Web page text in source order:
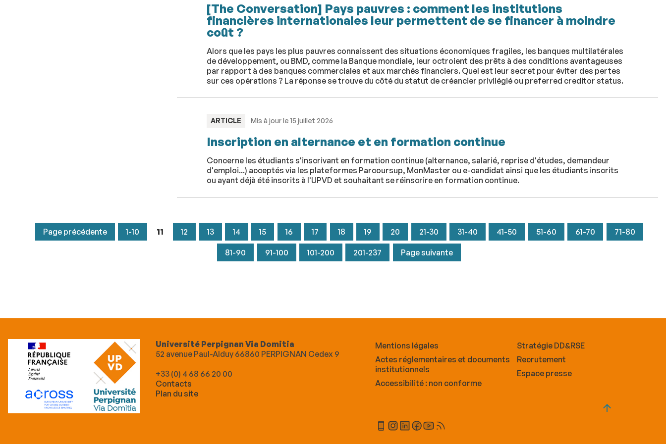
[The Conversation] Pays pauvres : comment les institutions
financières internationales leur permettent de se financer à moindre
coût ?
Alors que les pays les plus pauvres connaissent des situations économiques fragiles, les banques multilatérales
de développement, ou BMD, comme la Banque mondiale, leur octroient des prêts à des conditions avantageuses
par rapport à des banques commerciales et aux marchés financiers. Quel est leur secret pour éviter des pertes
sur ces opérations ? La réponse se trouve du côté du statut de créancier privilégié ou preferred creditor status.
TYPE
ARTICLE Mis à jour le 15 juillet 2026
Inscription en alternance et en formation continue
Concerne les étudiants s'inscrivant en formation continue (alternance, salarié, reprise d'études, demandeur
d'emploi...) acceptés via les plateformes Parcoursup, MonMaster ou e-candidat ainsi que les étudiants inscrits
ou ayant déjà été inscrits à l'UPVD et souhaitant se réinscrire en formation continue.
Page précédente 1-10 11 12 13 14 15 16 17 18 19 20 21-30 31-40 41-50 51-60 61-70 71-80
81-90 91-100 101-200 201-237 Page suivante
Université Perpignan Via Domitia
52 avenue Paul-Alduy 66860 PERPIGNAN Cedex 9
+33 (0) 4 68 66 20 00
Contacts
Plan du site
Mentions légales
Actes réglementaires et documents
institutionnels
Accessibilité : non conforme
Stratégie DD&RSE
Recrutement
Espace presse